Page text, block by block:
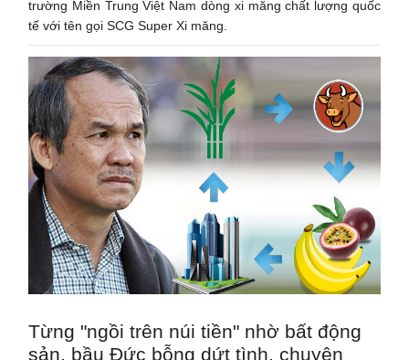
trường Miền Trung Việt Nam dòng xi măng chất lượng quốc
tế với tên gọi SCG Super Xi măng.
Từng "ngồi trên núi tiền" nhờ bất động
sản, bầu Đức bỗng dứt tình, chuyên